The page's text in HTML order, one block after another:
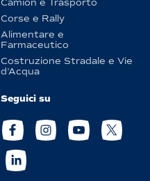
Corse e Rally
Alimentare e
Farmaceutico
Costruzione Stradale e Vie
d’Acqua
Seguici su